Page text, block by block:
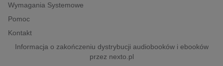
historia
Wymagania Systemowe
Pomoc
Kontakt
Informacja o zakończeniu dystrybucji audiobooków i ebooków
przez nexto.pl